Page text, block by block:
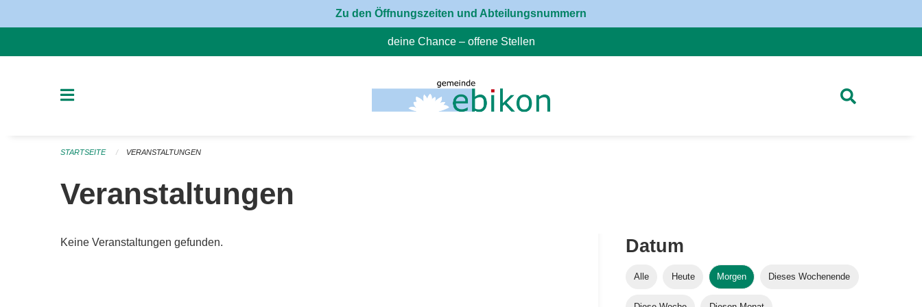
Zu den Öffnungszeiten und Abteilungsnummern
deine Chance – offene Stellen
STARTSEITE VERANSTALTUNGEN
Veranstaltungen
Keine Veranstaltungen gefunden. Datum
Alle Heute Morgen Dieses Wochenende